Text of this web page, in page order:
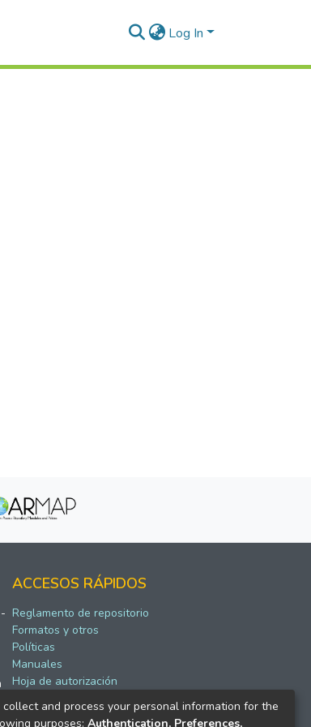
Log In
ACCESOS RÁPIDOS
Reglamento de repositorio
Formatos y otros
Políticas
Manuales
Hoja de autorización
collect and process your personal information for the
purposes: Authentication, Preferences,